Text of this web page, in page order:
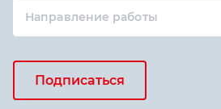
Направление работы
Подписаться